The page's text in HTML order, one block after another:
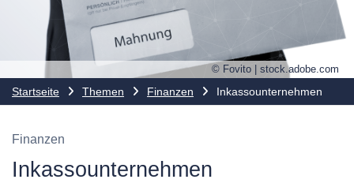
© Fovito | stock.adobe.com
Startseite Themen Finanzen Inkassounternehmen
Finanzen
Inkassounternehmen